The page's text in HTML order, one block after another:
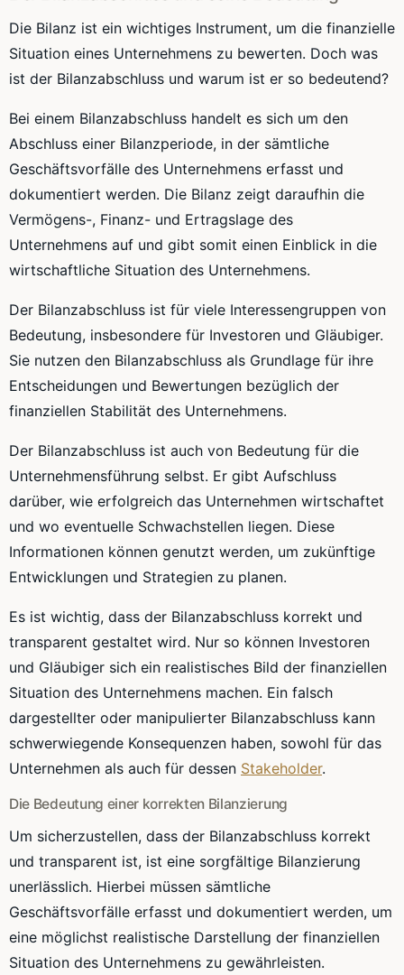
Die Bilanz ist ein wichtiges Instrument, um die finanzielle
Situation eines Unternehmens zu bewerten. Doch was
ist der Bilanzabschluss und warum ist er so bedeutend?
Bei einem Bilanzabschluss handelt es sich um den
Abschluss einer Bilanzperiode, in der sämtliche
Geschäftsvorfälle des Unternehmens erfasst und
dokumentiert werden. Die Bilanz zeigt daraufhin die
Vermögens-, Finanz- und Ertragslage des
Unternehmens auf und gibt somit einen Einblick in die
wirtschaftliche Situation des Unternehmens.
Der Bilanzabschluss ist für viele Interessengruppen von
Bedeutung, insbesondere für Investoren und Gläubiger.
Sie nutzen den Bilanzabschluss als Grundlage für ihre
Entscheidungen und Bewertungen bezüglich der
finanziellen Stabilität des Unternehmens.
Der Bilanzabschluss ist auch von Bedeutung für die
Unternehmensführung selbst. Er gibt Aufschluss
darüber, wie erfolgreich das Unternehmen wirtschaftet
und wo eventuelle Schwachstellen liegen. Diese
Informationen können genutzt werden, um zukünftige
Entwicklungen und Strategien zu planen.
Es ist wichtig, dass der Bilanzabschluss korrekt und
transparent gestaltet wird. Nur so können Investoren
und Gläubiger sich ein realistisches Bild der finanziellen
Situation des Unternehmens machen. Ein falsch
dargestellter oder manipulierter Bilanzabschluss kann
schwerwiegende Konsequenzen haben, sowohl für das
Unternehmen als auch für dessen Stakeholder.
Die Bedeutung einer korrekten Bilanzierung
Um sicherzustellen, dass der Bilanzabschluss korrekt
und transparent ist, ist eine sorgfältige Bilanzierung
unerlässlich. Hierbei müssen sämtliche
Geschäftsvorfälle erfasst und dokumentiert werden, um
eine möglichst realistische Darstellung der finanziellen
Situation des Unternehmens zu gewährleisten.